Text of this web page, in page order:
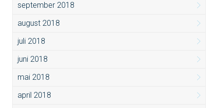
september 2018
august 2018
juli 2018
juni 2018
mai 2018
april 2018